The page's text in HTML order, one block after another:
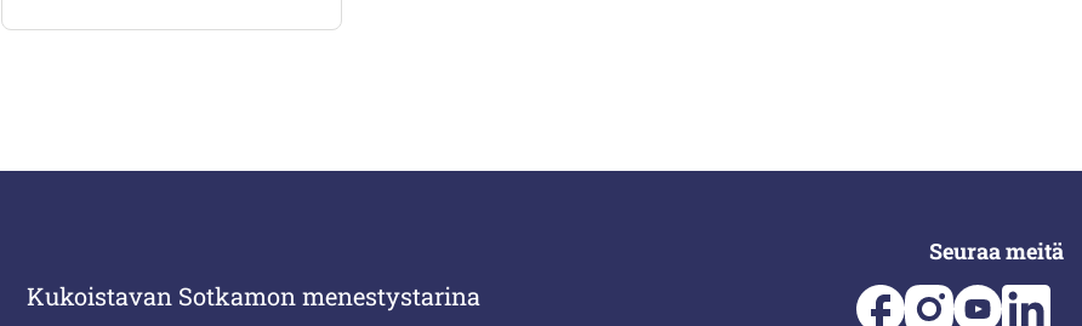
Kukoistavan Sotkamon menestystarina
Seuraa meitä